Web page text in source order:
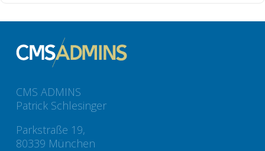
CMS ADMINS
Patrick Schlesinger
Parkstraße 19,
80339 München